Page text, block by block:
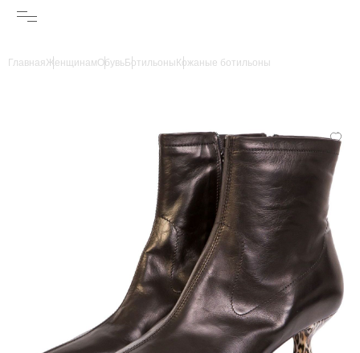
ГлавнаяЖенщинамОбувьБотильоны Кожаные ботильоны